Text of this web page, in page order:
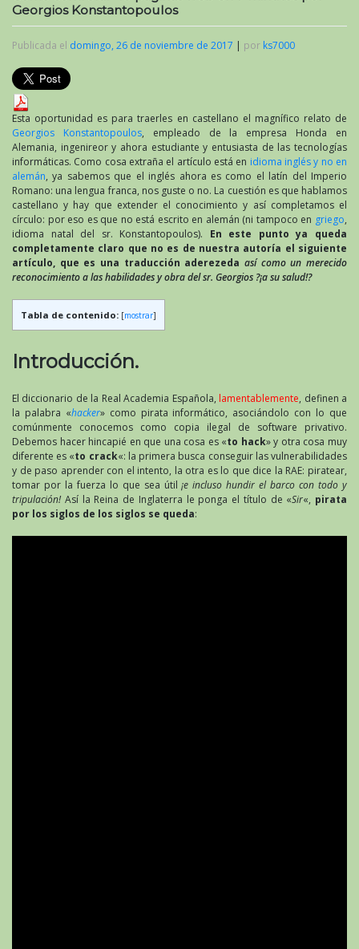
Georgios Konstantopoulos
Publicada el domingo, 26 de noviembre de 2017 | por ks7000
Esta oportunidad es para traerles en castellano el magnífico relato de
Georgios Konstantopoulos, empleado de la empresa Honda en
Alemania, ingenireor y ahora estudiante y entusiasta de las tecnologías
informáticas. Como cosa extraña el artículo está en idioma inglés y no en
alemán, ya sabemos que el inglés ahora es como el latín del Imperio
Romano: una lengua franca, nos guste o no. La cuestión es que hablamos
castellano y hay que extender el conocimiento y así completamos el
círculo: por eso es que no está escrito en alemán (ni tampoco en griego,
idioma natal del sr. Konstantopoulos). En este punto ya queda
completamente claro que no es de nuestra autoría el siguiente
artículo, que es una traducción aderezeda así como un merecido
reconocimiento a las habilidades y obra del sr. Georgios ?¡a su salud!?
Tabla de contenido: [mostrar]
Introducción.
El diccionario de la Real Academia Española, lamentablemente, definen a
la palabra «hacker» como pirata informático, asociándolo con lo que
comúnmente conocemos como copia ilegal de software privativo.
Debemos hacer hincapié en que una cosa es «to hack» y otra cosa muy
diferente es «to crack«: la primera busca conseguir las vulnerabilidades
y de paso aprender con el intento, la otra es lo que dice la RAE: piratear,
tomar por la fuerza lo que sea útil¡e incluso hundir el barco con todo y
tripulación! Así la Reina de Inglaterra le ponga el título de «Sir«, pirata
por los siglos de los siglos se queda: